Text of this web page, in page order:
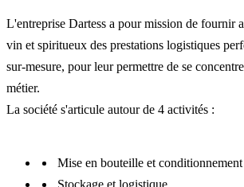
L'entreprise Dartess a pour mission de fournir
vin et spiritueux des prestations logistiques
sur-mesure, pour leur permettre de se
métier.
La société s'articule autour de 4 activités :
Mise en bouteille et conditionnement
Stockage et logistique